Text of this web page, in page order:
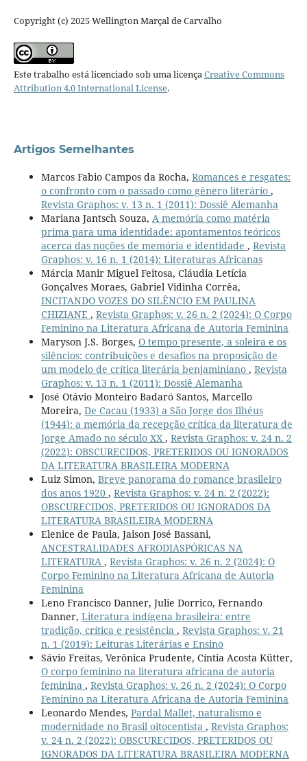
Copyright (c) 2025 Wellington Marçal de Carvalho
Este trabalho está licenciado sob uma licençaCreative Commons
Attribution 4.0 International License.
Artigos Semelhantes
Marcos Fabio Campos da Rocha, Romances e resgates:
o confronto com o passado como gênero literário ,
Revista Graphos: v. 13 n. 1 (2011): Dossiê Alemanha
Mariana Jantsch Souza, A memória como matéria
prima para uma identidade: apontamentos teóricos
acerca das noções de memória e identidade , Revista
Graphos: v. 16 n. 1 (2014): Literaturas Africanas
Márcia Manir Miguel Feitosa, Cláudia Letícia
Gonçalves Moraes, Gabriel Vidinha Corrêa,
INCITANDO VOZES DO SILÊNCIO EM PAULINA
CHIZIANE , Revista Graphos: v. 26 n. 2 (2024): O Corpo
Feminino na Literatura Africana de Autoria Feminina
Maryson J.S. Borges, O tempo presente, a soleira e os
silêncios: contribuições e desafios na proposição de
um modelo de crítica literária benjaminiano , Revista
Graphos: v. 13 n. 1 (2011): Dossiê Alemanha
José Otávio Monteiro Badaró Santos, Marcello
Moreira, De Cacau (1933) a São Jorge dos Ilhéus
(1944): a memória da recepção crítica da literatura de
Jorge Amado no século XX , Revista Graphos: v. 24 n. 2
(2022): OBSCURECIDOS, PRETERIDOS OU IGNORADOS
DA LITERATURA BRASILEIRA MODERNA
Luiz Simon, Breve panorama do romance brasileiro
dos anos 1920 , Revista Graphos: v. 24 n. 2 (2022):
OBSCURECIDOS, PRETERIDOS OU IGNORADOS DA
LITERATURA BRASILEIRA MODERNA
Elenice de Paula, Jaison José Bassani,
ANCESTRALIDADES AFRODIASPÓRICAS NA
LITERATURA , Revista Graphos: v. 26 n. 2 (2024): O
Corpo Feminino na Literatura Africana de Autoria
Feminina
Leno Francisco Danner, Julie Dorrico, Fernando
Danner, Literatura indígena brasileira: entre
tradição, crítica e resistência , Revista Graphos: v. 21
n. 1 (2019): Leituras Literárias e Ensino
Sávio Freitas, Verônica Prudente, Cíntia Acosta Kütter,
O corpo feminino na literatura africana de autoria
feminina , Revista Graphos: v. 26 n. 2 (2024): O Corpo
Feminino na Literatura Africana de Autoria Feminina
Leonardo Mendes, Pardal Mallet, naturalismo e
modernidade no Brasil oitocentista , Revista Graphos:
v. 24 n. 2 (2022): OBSCURECIDOS, PRETERIDOS OU
IGNORADOS DA LITERATURA BRASILEIRA MODERNA